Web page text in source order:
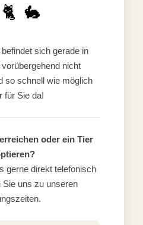
🐇
sich gerade in
nicht
so schnell wie möglich
für Sie da!
oder ein Tier
gerne direkt telefonisch
Sie uns zu unseren